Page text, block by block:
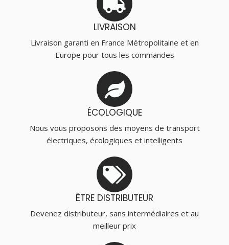
LIVRAISON
Livraison garanti en France Métropolitaine et en
Europe pour tous les commandes
ÉCOLOGIQUE
Nous vous proposons des moyens de transport
électriques, écologiques et intelligents
ÊTRE DISTRIBUTEUR
Devenez distributeur, sans intermédiaires et au
meilleur prix